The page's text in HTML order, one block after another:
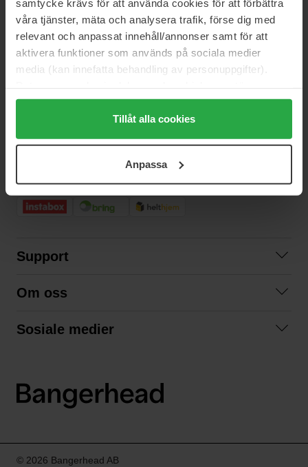
samtycke krävs för att använda cookies för att förbättra
våra tjänster, mäta och analysera trafik, förse dig med
relevant och anpassat innehåll/annonser samt för att
aktivera funktioner som används på sociala medier
media (kan innefatta behandling av personuppgifter).
Genom att trycka på "Tillåt alla cookies" accepterar du
alla cookies, medan du under "Detaljer" kan anpassa
användningen av cookies. Du kan när som helst återkalla
samt vår Integritetspolicy.
Tillåt alla cookies
Anpassa
Vil du få de beste beauty-nyhetene rett i innboksen? Vi gir deg
de siste trendene, tipsene og eksklusive tilbud!
RASK LEVERING
Support
Kjøpsvilkår
Om oss
Sosiale medier
LinkedIn
© 2026 Bangerhead AB